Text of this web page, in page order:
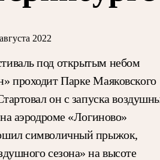
2022
под открытым небом
проходит Парке Маяковского
он с запуска
аэродроме «Логиново»
символичный прыжок,
сезона» на высоте